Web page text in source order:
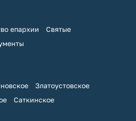
епархии
Святые
Златоустовское
Саткинское